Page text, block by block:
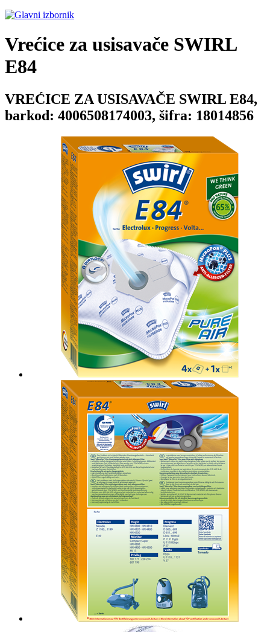
Vrećice za usisavače SWIRL
E84
VREĆICE ZA USISAVAČE SWIRL E84,
barkod: 4006508174003, šifra: 18014856